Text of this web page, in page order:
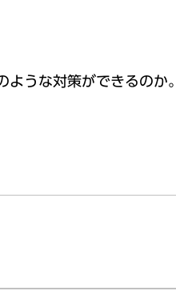
うな対策ができるのか。